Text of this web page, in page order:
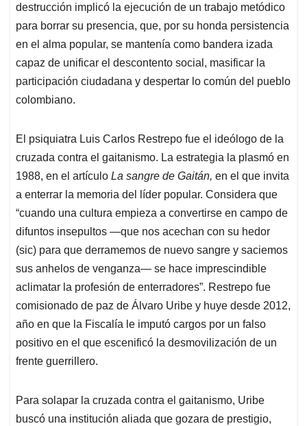
destrucción implicó la ejecución de un trabajo metódico
para borrar su presencia, que, por su honda persistencia
en el alma popular, se mantenía como bandera izada
capaz de unificar el descontento social, masificar la
participación ciudadana y despertar lo común del pueblo
colombiano.
El psiquiatra Luis Carlos Restrepo fue el ideólogo de la
cruzada contra el gaitanismo. La estrategia la plasmó en
1988, en el artículo La sangre de Gaitán, en el que invita
a enterrar la memoria del líder popular. Considera que
“cuando una cultura empieza a convertirse en campo de
difuntos insepultos —que nos acechan con su hedor
(sic) para que derramemos de nuevo sangre y saciemos
sus anhelos de venganza— se hace imprescindible
aclimatar la profesión de enterradores”. Restrepo fue
comisionado de paz de Álvaro Uribe y huye desde 2012,
año en que la Fiscalía le imputó cargos por un falso
positivo en el que escenificó la desmovilización de un
frente guerrillero.
Para solapar la cruzada contra el gaitanismo, Uribe
buscó una institución aliada que gozara de prestigio,